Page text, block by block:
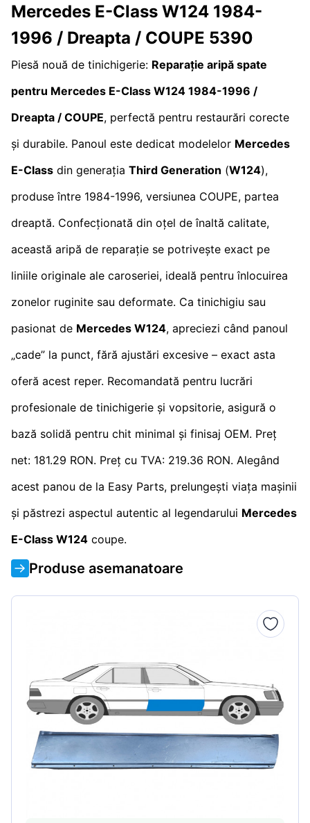
Mercedes E-Class W124 1984-
1996 / Dreapta / COUPE 5390
Piesă nouă de tinichigerie: Reparație aripă spate
pentru Mercedes E-Class W124 1984-1996 /
Dreapta / COUPE, perfectă pentru restaurări corecte
și durabile. Panoul este dedicat modelelor Mercedes
E-Class din generația Third Generation (W124),
produse între 1984-1996, versiunea COUPE, partea
dreaptă. Confecționată din oțel de înaltă calitate,
această aripă de reparație se potrivește exact pe
liniile originale ale caroseriei, ideală pentru înlocuirea
zonelor ruginite sau deformate. Ca tinichigiu sau
pasionat de Mercedes W124, apreciezi când panoul
„cade” la punct, fără ajustări excesive – exact asta
oferă acest reper. Recomandată pentru lucrări
profesionale de tinichigerie și vopsitorie, asigură o
bază solidă pentru chit minimal și finisaj OEM. Preț
net: 181.29 RON. Preț cu TVA: 219.36 RON. Alegând
acest panou de la Easy Parts, prelungești viața mașinii
și păstrezi aspectul autentic al legendarului Mercedes
E-Class W124 coupe.
Produse asemanatoare